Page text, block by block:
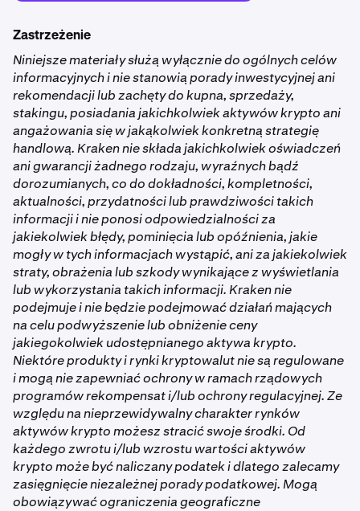
Zastrzeżenie
Niniejsze materiały służą wyłącznie do ogólnych celów
informacyjnych i nie stanowią porady inwestycyjnej ani
rekomendacji lub zachęty do kupna, sprzedaży,
stakingu, posiadania jakichkolwiek aktywów krypto ani
angażowania się w jakąkolwiek konkretną strategię
handlową. Kraken nie składa jakichkolwiek oświadczeń
ani gwarancji żadnego rodzaju, wyraźnych bądź
dorozumianych, co do dokładności, kompletności,
aktualności, przydatności lub prawdziwości takich
informacji i nie ponosi odpowiedzialności za
jakiekolwiek błędy, pominięcia lub opóźnienia, jakie
mogły w tych informacjach wystąpić, ani za jakiekolwiek
straty, obrażenia lub szkody wynikające z wyświetlania
lub wykorzystania takich informacji. Kraken nie
podejmuje i nie będzie podejmować działań mających
na celu podwyższenie lub obniżenie ceny
jakiegokolwiek udostępnianego aktywa krypto.
Niektóre produkty i rynki kryptowalut nie są regulowane
i mogą nie zapewniać ochrony w ramach rządowych
programów rekompensat i/lub ochrony regulacyjnej. Ze
względu na nieprzewidywalny charakter rynków
aktywów krypto możesz stracić swoje środki. Od
każdego zwrotu i/lub wzrostu wartości aktywów
krypto może być naliczany podatek i dlatego zalecamy
zasięgnięcie niezależnej porady podatkowej. Mogą
obowiązywać ograniczenia geograficzne